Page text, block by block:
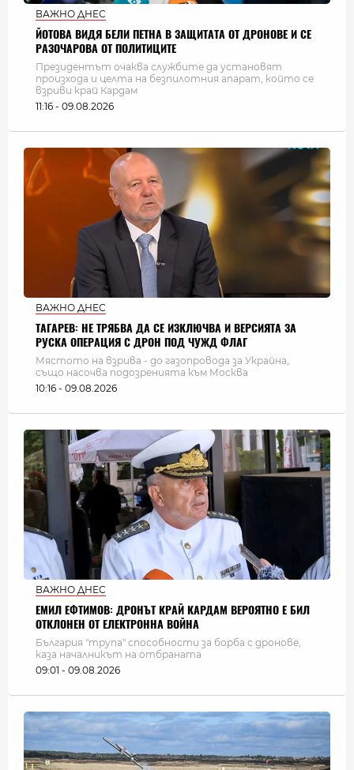
ВАЖНО ДНЕС
ЙОТОВА ВИДЯ БЕЛИ ПЕТНА В ЗАЩИТАТА ОТ ДРОНОВЕ И СЕ
РАЗОЧАРОВА ОТ ПОЛИТИЦИТЕ
Президентът очаква службите да установят
произхода и целта на безпилотния апарат, който се
взриви край Кардам
11:16 - 09.08.2026
ВАЖНО ДНЕС
ТАГАРЕВ: НЕ ТРЯБВА ДА СЕ ИЗКЛЮЧВА И ВЕРСИЯТА ЗА
РУСКА ОПЕРАЦИЯ С ДРОН ПОД ЧУЖД ФЛАГ
Мястото на взрива - до газопровода за Украйна,
също насочва подозренията към Москва
10:16 - 09.08.2026
ВАЖНО ДНЕС
ЕМИЛ ЕФТИМОВ: ДРОНЪТ КРАЙ КАРДАМ ВЕРОЯТНО Е БИЛ
ОТКЛОНЕН ОТ ЕЛЕКТРОННА ВОЙНА
България "трупа" способности за борба с дронове,
каза началникът на отбраната
09:01 - 09.08.2026